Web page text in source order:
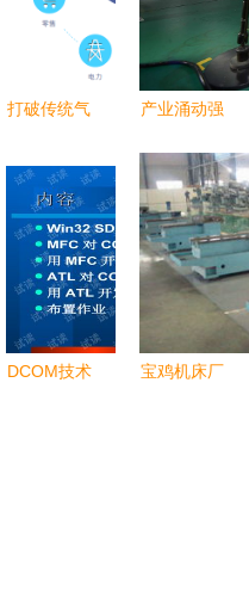
打破传统气
制，墨迹赤
必开拓商业
气象服务市
场新路径
产业涌动强
门口”就业
点亮好生活
——贵州绥
阳工业高质
量发展带动
城乡就业与
DCOM技术
宝鸡机床厂